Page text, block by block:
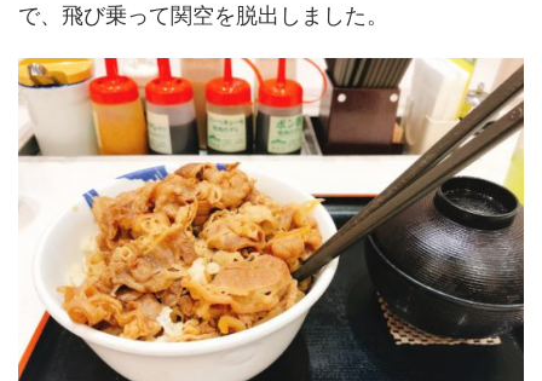
で、飛び乗って関空を脱出しました。